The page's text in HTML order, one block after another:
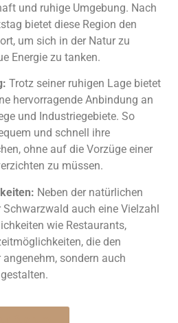
und ruhige Umgebung. Nach
bietet diese Region den
um sich in der Natur zu
Energie zu tanken.
Trotz seiner ruhigen Lage bietet
hervorragende Anbindung an
und Industriegebiete. So
und schnell ihre
ohne auf die Vorzüge einer
zu müssen.
Neben der natürlichen
auch eine Vielzahl
wie Restaurants,
die den
sondern auch